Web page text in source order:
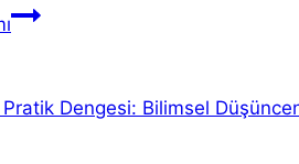
Renk
Renkleri